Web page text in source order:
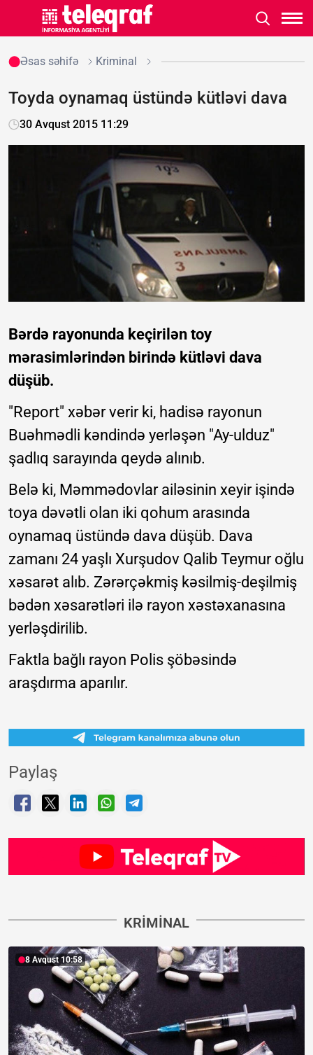
Əsas səhifə Kriminal
Toyda oynamaq üstündə kütləvi dava
30 Avqust 2015 11:29
Bərdə rayonunda keçirilən toy
mərasimlərindən birində kütləvi dava
düşüb.
"Report" xəbər verir ki, hadisə rayonun
Buəhmədli kəndində yerləşən "Ay-ulduz"
şadlıq sarayında qeydə alınıb.
Belə ki, Məmmədovlar ailəsinin xeyir işində
toya dəvətli olan iki qohum arasında
oynamaq üstündə dava düşüb. Dava
zamanı 24 yaşlı Xurşudov Qalib Teymur oğlu
xəsarət alıb. Zərərçəkmiş kəsilmiş-deşilmiş
bədən xəsarətləri ilə rayon xəstəxanasına
yerləşdirilib.
Faktla bağlı rayon Polis şöbəsində
araşdırma aparılır.
Paylaş
KRIMINAL
8 Avqust 10:58